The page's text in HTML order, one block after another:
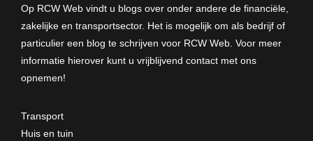
Op RCW Web vindt u blogs over onder andere de financiële,
zakelijke en transportsector. Het is mogelijk om als bedrijf of
particulier een blog te schrijven voor RCW Web. Voor meer
informatie hierover kunt u vrijblijvend contact met ons
opnemen!
Transport
Huis en tuin